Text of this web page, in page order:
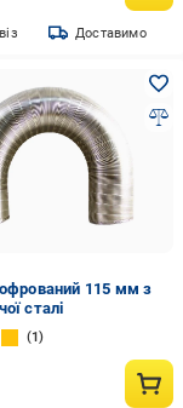
Доставимо
115 мм з
сталі
1